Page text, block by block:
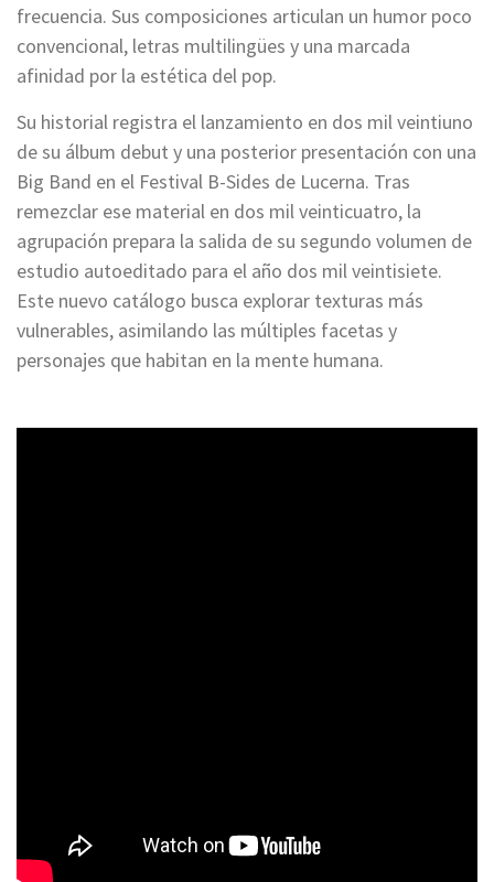
frecuencia. Sus composiciones articulan un humor poco
convencional, letras multilingües y una marcada
afinidad por la estética del pop.
Su historial registra el lanzamiento en dos mil veintiuno
de su álbum debut y una posterior presentación con una
Big Band en el Festival B-Sides de Lucerna. Tras
remezclar ese material en dos mil veinticuatro, la
agrupación prepara la salida de su segundo volumen de
estudio autoeditado para el año dos mil veintisiete.
Este nuevo catálogo busca explorar texturas más
vulnerables, asimilando las múltiples facetas y
personajes que habitan en la mente humana.